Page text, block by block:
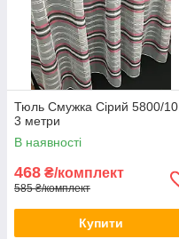
Тюль Смужка Сірий 5800/10,
3 метри
В наявності
468 ₴/комплект
585 ₴/комплект
Купити